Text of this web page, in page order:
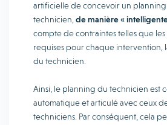
artificielle de concevoir un
technicien, de manière «
compte de contraintes telles que
requises pour chaque intervention,
du technicien.
Ainsi, le planning du technicien est
automatique et articulé avec ceux
techniciens. Par conséquent, cela